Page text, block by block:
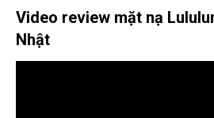
Video review mặt nạ
Nhật